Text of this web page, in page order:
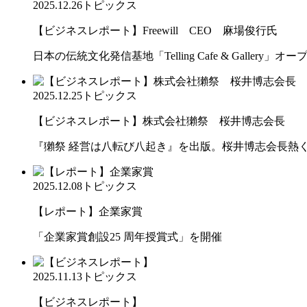
2025.12.26 トピックス
【ビジネスレポート】Freewill CEO 麻場俊行氏
日本の伝統文化発信基地「Telling Cafe & Gallery」オー
2025.12.25 トピックス
【ビジネスレポート】株式会社獺祭 桜井博志会長
『獺祭 経営は八転び八起き』を出版。桜井博志会長熱
2025.12.08 トピックス
【レポート】企業家賞
「企業家賞創設25 周年授賞式」を開催
2025.11.13 トピックス
【ビジネスレポート】